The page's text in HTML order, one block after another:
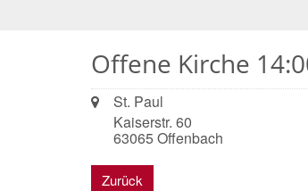
Offene Kirche
Ort: St. Paul
Kaiserstr. 60
63065Offenbach
Zurück